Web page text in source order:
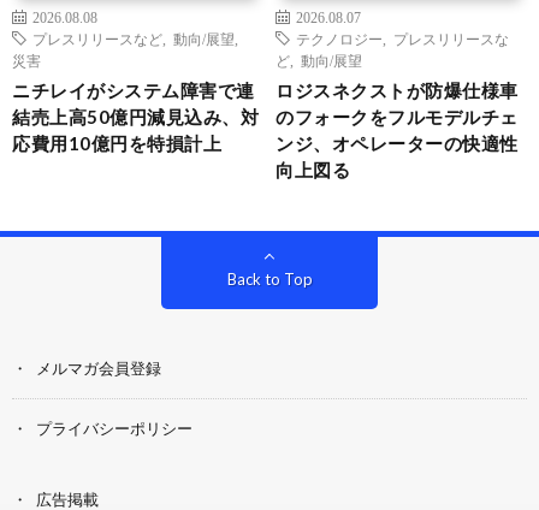
2026.08.08
プレスリリースなど
動向/展望
災害
ニチレイがシステム障害で連
結売上高50億円減見込み、対
応費用10億円を特損計上
2026.08.07
テクノロジー
プレスリリースな
ど
動向/展望
ロジスネクストが防爆仕様車
のフォークをフルモデルチェ
ンジ、オペレーターの快適性
向上図る
Back to Top
メルマガ会員登録
プライバシーポリシー
広告掲載